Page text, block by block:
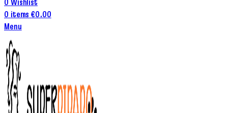
0 items €0.00
Menu